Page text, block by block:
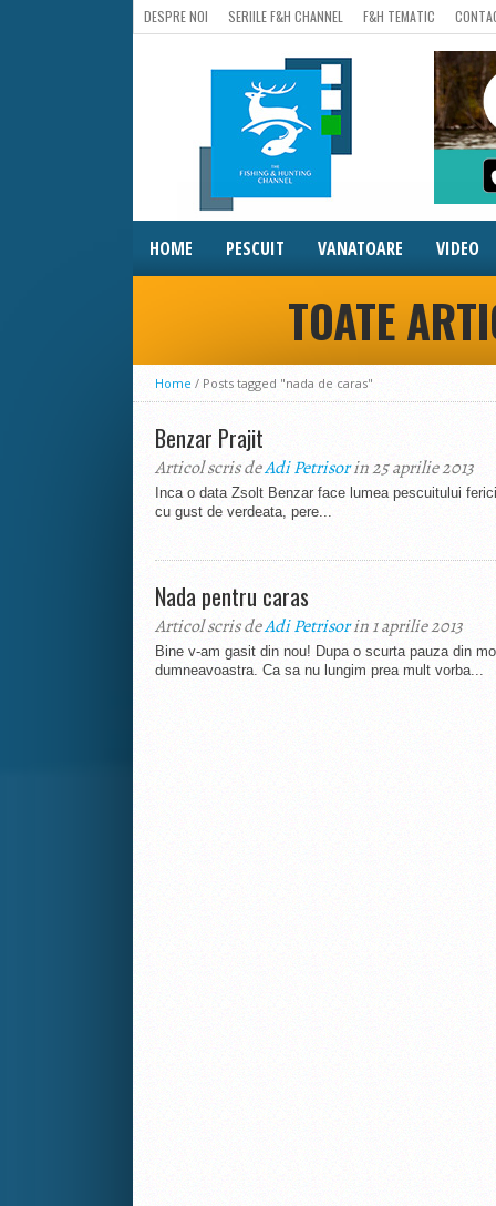
DESPRE NOI SERIILE F&H CHANNEL F&H TEMATIC
HOME PESCUIT VANATOARE VIDEO
TOATE
Home / Posts tagged "nada de caras"
Benzar Prajit
Articol scris deAdi Petrisorin 25 aprilie 2013
Inca o data Zsolt Benzar face lumea pescuitului
cu gust de verdeata, pere...
Nada pentru caras
Articol scris deAdi Petrisorin 1 aprilie 2013
Bine v-am gasit din nou! Dupa o scurta pauza din
dumneavoastra. Ca sa nu lungim prea mult vorba...